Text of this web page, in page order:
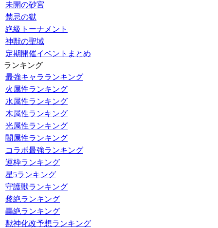
未開の砂宮
禁忌の獄
絶級トーナメント
神獣の聖域
定期開催イベントまとめ
ランキング
最強キャラランキング
火属性ランキング
水属性ランキング
木属性ランキング
光属性ランキング
闇属性ランキング
コラボ最強ランキング
運枠ランキング
星5ランキング
守護獣ランキング
黎絶ランキング
轟絶ランキング
獣神化改予想ランキング